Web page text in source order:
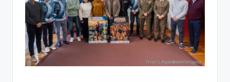
Cartagena,
Cartagena,